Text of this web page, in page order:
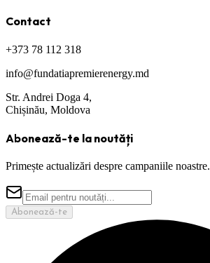
Contact
+373 78 112 318
info@fundatiapremierenergy.md
Str. Andrei Doga 4,
Chișinău, Moldova
Abonează-te la noutăți
Primește actualizări despre campaniile noastre.
Abonează-te